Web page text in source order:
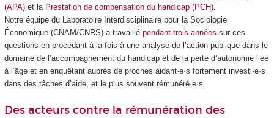
(APA)et la Prestation de compensation du handicap (PCH).
Notre équipe du Laboratoire Interdisciplinaire pour la Sociologie
Économique (CNAM/CNRS) a travaillé pendant trois années sur ces
questions en procédant à la fois à une analyse de l’action publique dans le
domaine de l’accompagnement du handicap et de la perte d’autonomie liée
à l’âge et en enquêtant auprès de proches aidant·e·s fortement investi·e·s
dans des tâches d’aide, et le plus souvent rémunéré·e·s.
Des acteurs contre la rémunération des